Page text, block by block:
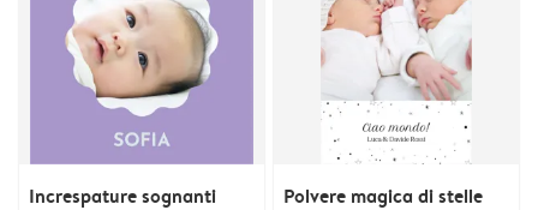
Increspature sognanti Polvere magica di stelle